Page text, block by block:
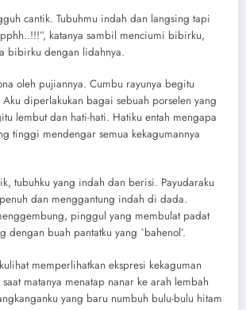
cantik. Tubuhmu indah dan langsing tapi
katanya sambil menciumi bibirku,
bibirku dengan lidahnya.
oleh pujiannya. Cumbu rayunya begitu
diperlakukan bagai sebuah porselen yang
lembut dan hati-hati. Hatiku entah mengapa
tinggi mendengar semua kekagumannya
tubuhku yang indah dan berisi. Payudaraku
dan menggantung indah di dada.
pinggul yang membulat padat
dengan buah pantatku yang `bahenol’.
memperlihatkan ekspresi kekaguman
matanya menatap nanar ke arah lembah
yang baru numbuh bulu-bulu hitam